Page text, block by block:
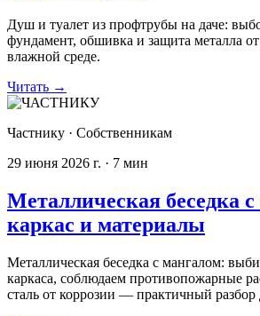
Душ и туалет из профтрубы на даче:
фундамент, обшивка и защита металла
влажной среде.
Читать →
Частнику · Собственникам
29 июня 2026 г. · 7 мин
Металлическая беседка
каркас и материалы
Металлическая беседка с мангалом:
каркаса, соблюдаем противопожарные
сталь от коррозии — практичный разбор